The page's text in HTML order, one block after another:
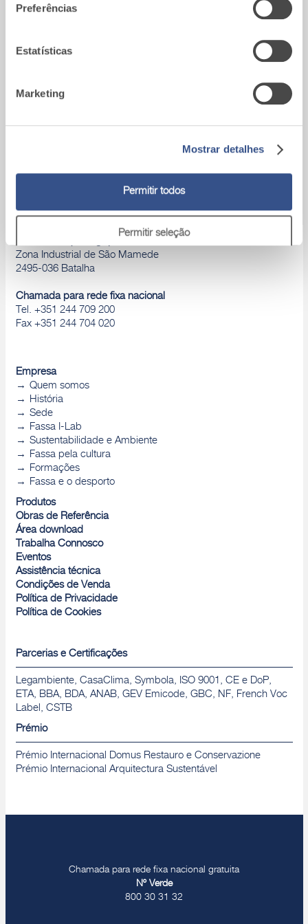
Preferências
Estatísticas
Marketing
Mostrar detalhes
Permitir todos
Permitir seleção
Para qualquer problema, por favor,
Zona Industrial de São Mamede
2495-036 Batalha
Chamada para rede fixa nacional
Tel. +351 244 709 200
Fax +351 244 704 020
Empresa
Quem somos
História
Sede
Fassa I-Lab
Sustentabilidade e Ambiente
Fassa pela cultura
Formações
Fassa e o desporto
Produtos
Obras de Referência
Área download
Trabalha Connosco
Eventos
Assistência técnica
Condições de Venda
Política de Privacidade
Política de Cookies
Parcerias e Certificações
Legambiente, CasaClima, Symbola, ISO 9001, CE e DoP,
ETA, BBA, BDA, ANAB, GEV Emicode, GBC, NF, French Voc
Label, CSTB
Prémio
Prémio Internacional Domus Restauro e Conservazione
Prémio Internacional Arquitectura Sustentável
Chamada para rede fixa nacional gratuita
Nº Verde
800 30 31 32